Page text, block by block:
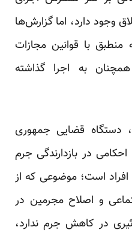
وجود دارد، اما گزارش‌ها
با قوانین مجازات
به اجرا گذاشته
دستگاه قضایی جمهوری
در بازدارندگی جرم
افراد است؛ موضوعی که از
و اصلاح مجرمین در
در کاهش جرم ندارد،